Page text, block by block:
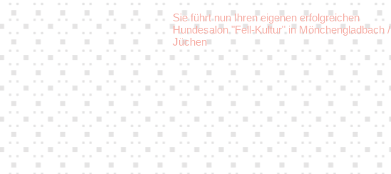
Sie führt nun Ihren eigenen erfolgreichen
Hundesalon "Fell-Kultur" in Mönchengladbach /
Jüchen